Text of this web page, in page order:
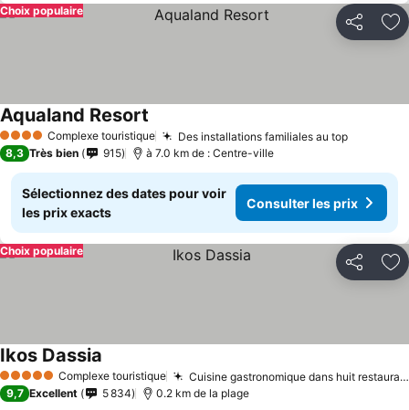
Partager
Choix populaire
4 Étoiles Complexe touristique Des installations familiales au top
Aqualand Resort
8,3 Très bien 915 à 7.0 km de : Centre-ville
Sélectionnez des dates pour voir
les prix exacts
Consulter les prix
Partager
Choix populaire
5 Étoiles Complexe touristique Cuisine gastronomique dans huit restaurants
Ikos Dassia
9,7 Excellent 5 834 0.2 km de la plage